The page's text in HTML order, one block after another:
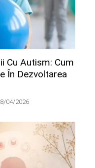
Cu Autism: Cum
În Dezvoltarea
04/2026